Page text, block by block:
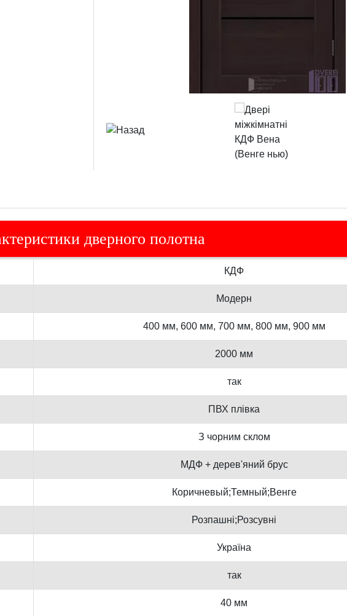
дверного полотна
КДФ
Модерн
400 мм, 600 мм, 700 мм, 800 мм, 900 мм
2000 мм
так
ПВХ плівка
З чорним склом
МДФ + дерев'яний брус
Коричневый;Темный;Венге
Розпашні;Розсувні
Україна
так
40 мм